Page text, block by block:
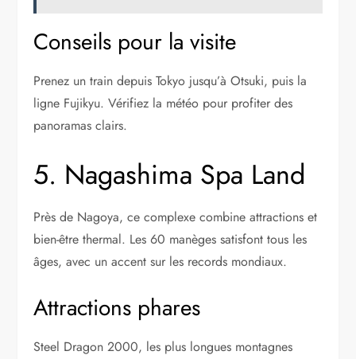
Conseils pour la visite
Prenez un train depuis Tokyo jusqu’à Otsuki, puis la
ligne Fujikyu. Vérifiez la météo pour profiter des
panoramas clairs.
5. Nagashima Spa Land
Près de Nagoya, ce complexe combine attractions et
bien-être thermal. Les 60 manèges satisfont tous les
âges, avec un accent sur les records mondiaux.
Attractions phares
Steel Dragon 2000, les plus longues montagnes